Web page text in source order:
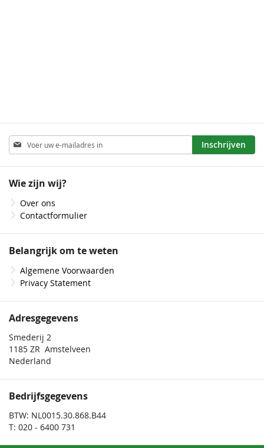
Abonneer
u
op
nieuwsbrief
Inschrijven
Wie zijn wij?
Over ons
Contactformulier
Belangrijk om te weten
Algemene Voorwaarden
Privacy Statement
Adresgegevens
Smederij 2
1185 ZR Amstelveen
Nederland
Bedrijfsgegevens
BTW: NL0015.30.868.B44
T: 020 - 6400 731